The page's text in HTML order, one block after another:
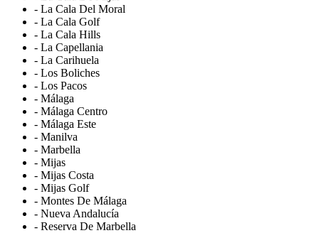
- La Cala Del Moral
- La Cala Golf
- La Cala Hills
- La Capellania
- La Carihuela
- Los Boliches
- Los Pacos
- Málaga
- Málaga Centro
- Málaga Este
- Manilva
- Marbella
- Mijas
- Mijas Costa
- Mijas Golf
- Montes De Málaga
- Nueva Andalucía
- Reserva De Marbella